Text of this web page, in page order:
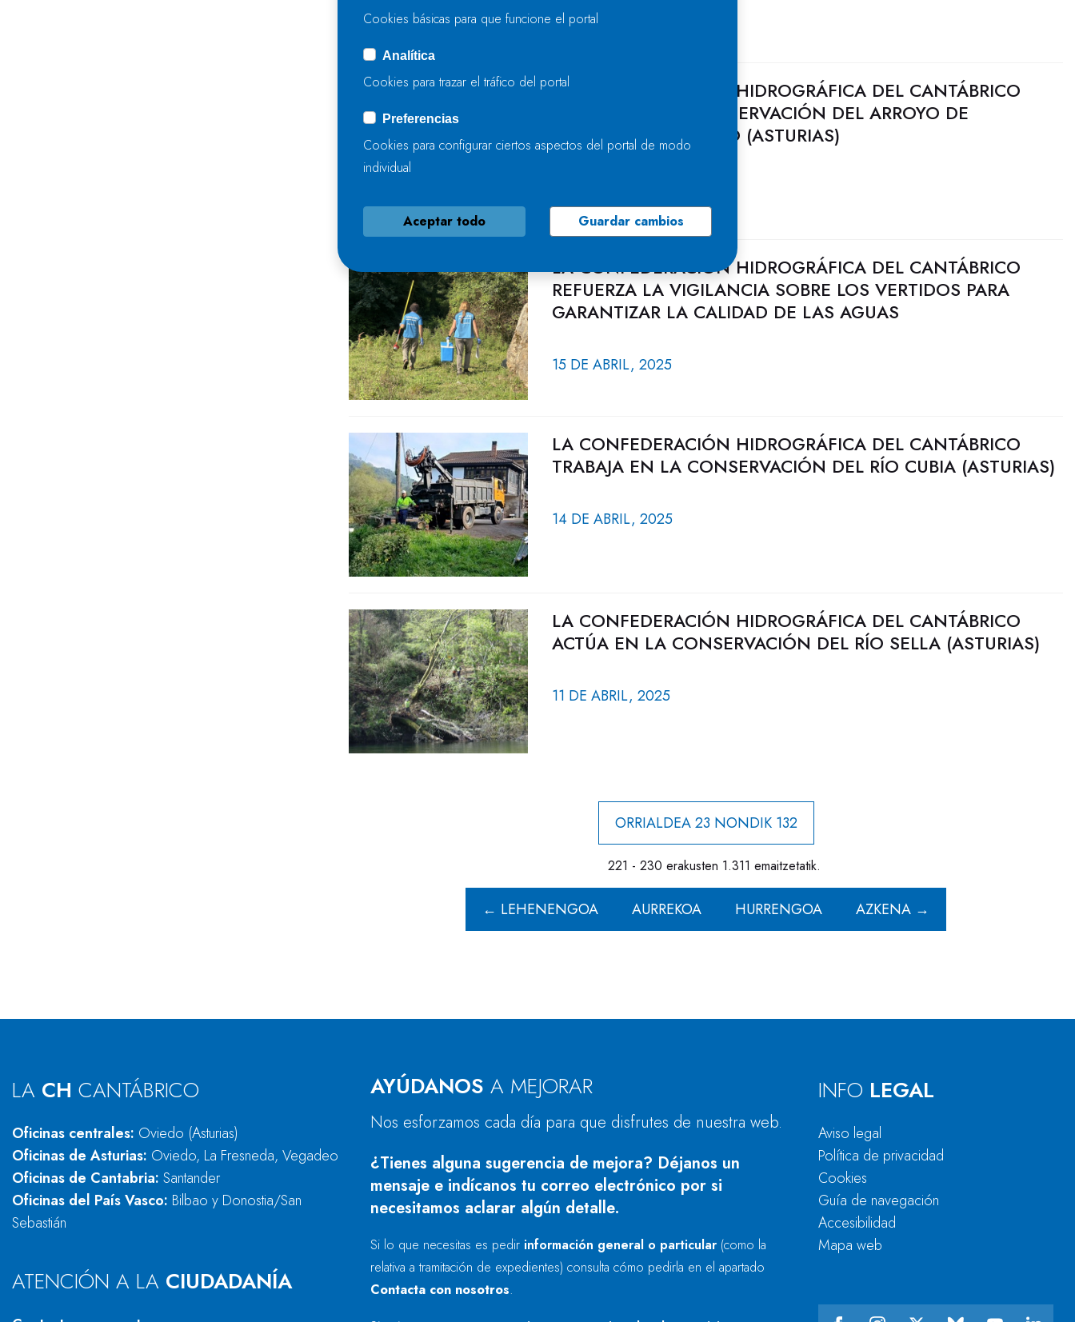
23 DE ABRIL, 2025
LA CONFEDERACIÓN HIDROGRÁFICA DEL CANTÁBRICO
TRABAJA EN LA CONSERVACIÓN DEL ARROYO DE
PEÑAFLOR EN GRADO (ASTURIAS)
LA CONFEDERACIÓN HIDROGRÁFICA DEL CANTÁBRICO
REFUERZA LA VIGILANCIA SOBRE LOS VERTIDOS PARA
GARANTIZAR LA CALIDAD DE LAS AGUAS
15 DE ABRIL, 2025
LA CONFEDERACIÓN HIDROGRÁFICA DEL CANTÁBRICO
TRABAJA EN LA CONSERVACIÓN DEL RÍO CUBIA (ASTURIAS)
14 DE ABRIL, 2025
LA CONFEDERACIÓN HIDROGRÁFICA DEL CANTÁBRICO
ACTÚA EN LA CONSERVACIÓN DEL RÍO SELLA (ASTURIAS)
11 DE ABRIL, 2025
ORRIALDEA 23 NONDIK 132
221 - 230 erakusten 1.311 emaitzetatik.
← LEHENENGOA AURREKOA HURRENGOA AZKENA →
LA CH CANTÁBRICO
Oficinas centrales: Oviedo (Asturias)
Oficinas de Asturias: Oviedo, La Fresneda, Vegadeo
Oficinas de Cantabria: Santander
Oficinas del País Vasco: Bilbao y Donostia/San
Sebastián
ATENCIÓN A LA CIUDADANÍA
AYÚDANOS A MEJORAR
Nos esforzamos cada día para que disfrutes de nuestra web.
¿Tienes alguna sugerencia de mejora? Déjanos un
mensaje e indícanos tu correo electrónico por si
necesitamos aclarar algún detalle.
Si lo que necesitas es pedir información general o particular (como la
relativa a tramitación de expedientes) consulta cómo pedirla en el apartado
Contacta con nosotros.
INFO LEGAL
Aviso legal
Política de privacidad
Cookies
Guía de navegación
Accesibilidad
Mapa web
Cookies básicas para que funcione el portal
Analítica
Cookies para trazar el tráfico del portal
Preferencias
Cookies para configurar ciertos aspectos del portal de modo
individual
Aceptar todo Guardar cambios